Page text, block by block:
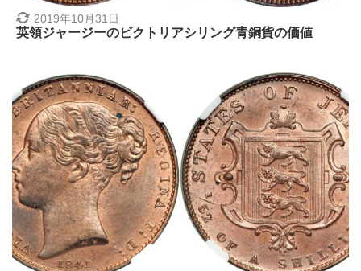
2019年10月31日
英領ジャージーのビクトリアシリング青銅貨の価値